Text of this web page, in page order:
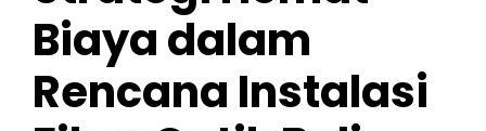
Biaya dalam
Rencana Instalasi